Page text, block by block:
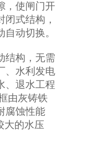
，使闸门开
式结构，
动切换。
结构，无需
、水利发电
、退水工程
由灰铸铁
腐蚀性能
大的水压